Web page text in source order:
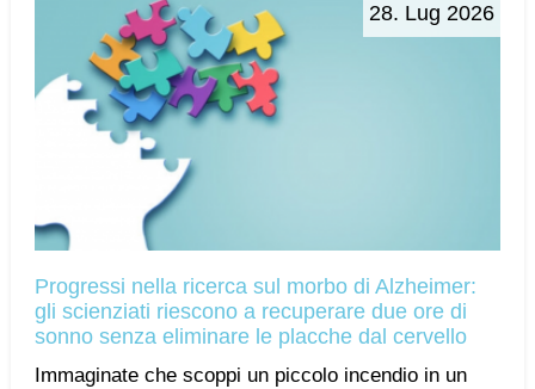
28. Lug 2026
Progressi nella ricerca sul morbo di Alzheimer:
gli scienziati riescono a recuperare due ore di
sonno senza eliminare le placche dal cervello
Immaginate che scoppi un piccolo incendio in un